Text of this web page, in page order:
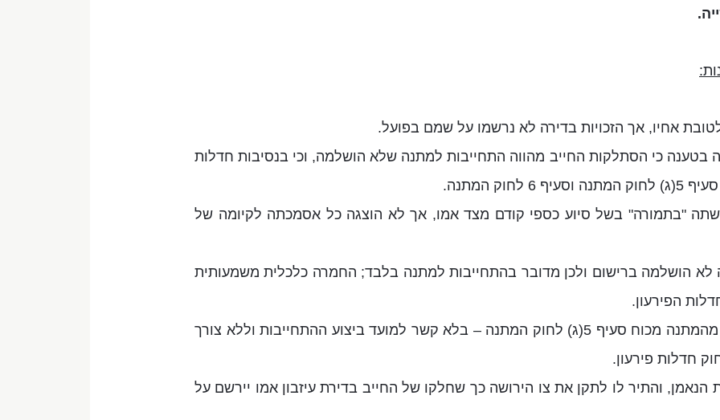
אחיו, אך הזכויות בדירה לא נרשמו על שמם בפועל.
בטענה כי הסתלקות החייב מהווה התחייבות למתנה שלא הושלמה, וכי בנסיבות חדלות
המתנה.
"בתמורה" בשל סיוע כספי קודם מצד אמו, אך לא הוצגה כל אסמכתה לקיומה של
הושלמה ברישום ולכן מדובר בהתחייבות למתנה בלבד; החמרה כלכלית משמעותית
הפירעון.
נקבע כי הנאמן רשאי לחזור מהמתנה מכוח סעיף 5(ג) לחוק המתנה – בלא קשר למועד ביצוע ההתחייבות וללא צורך
והתיר לו לתקן את צו הירושה כך שחלקו של החייב בדירת עיזבון אמו יירשם על